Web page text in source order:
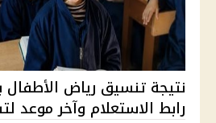
نتيجة تنسيق رياض الأطفال
رابط الاستعلام وآخر موعد